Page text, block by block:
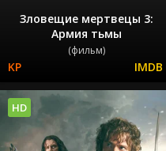
Зловещие мертвецы 3:
Армия тьмы
(фильм)
HD